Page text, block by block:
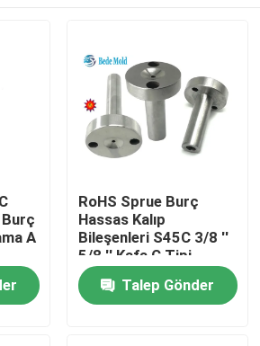
A
RoHS Sprue Burç
Hassas Kalıp
Bileşenleri S45C 3/8 ''
5/8 '' Kafa C Tipi
Talep Gönder